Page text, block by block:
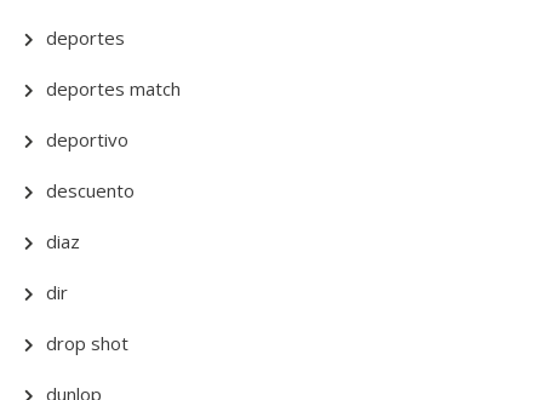
deportes
deportes match
deportivo
descuento
diaz
dir
drop shot
dunlop